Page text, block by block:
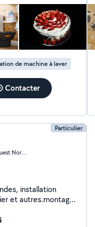
de machine à laver
Contacter
Particulier
Strasbourg (Koenigshoffen Ouest Nord-Ouest)
installation
et autres.montage